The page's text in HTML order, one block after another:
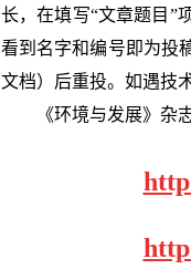
长，在填写“文章题目”
看到名字和编号即为投
文档）后重投。如遇技
《环境与发展》杂